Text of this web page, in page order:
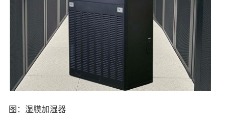
图：湿膜加湿器